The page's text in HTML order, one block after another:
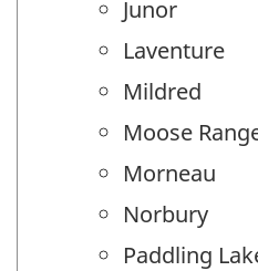
Junor
Laventure
Mildred
Moose
Morneau
Norbury
Paddling